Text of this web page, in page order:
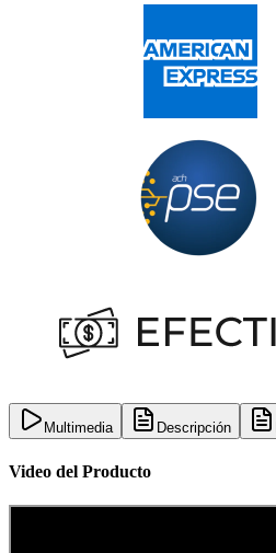
Multimedia Descripción
Video del Producto